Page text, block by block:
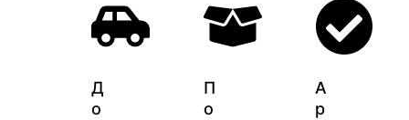
Д
о
П
о
A
p